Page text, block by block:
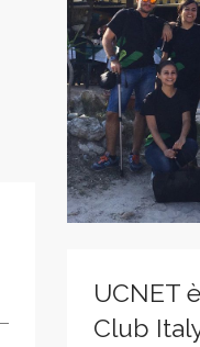
UCNET
Club